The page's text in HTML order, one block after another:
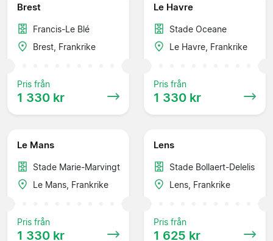
Brest
Francis-Le Blé
Brest, Frankrike
Pris från
1 330 kr
Le Havre
Stade Oceane
Le Havre, Frankrike
Pris från
1 330 kr
Le Mans
Stade Marie-Marvingt
Le Mans, Frankrike
Pris från
1 330 kr
Lens
Stade Bollaert-Delelis
Lens, Frankrike
Pris från
1 625 kr